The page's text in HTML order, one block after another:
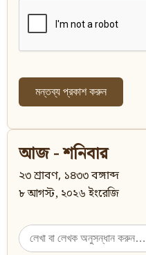
আজ - শনিবার
২৩ শ্রাবণ, ১৪৩৩ বঙ্গাব্দ
৮ আগস্ট, ২০২৬ ইংরেজি
Search
for: